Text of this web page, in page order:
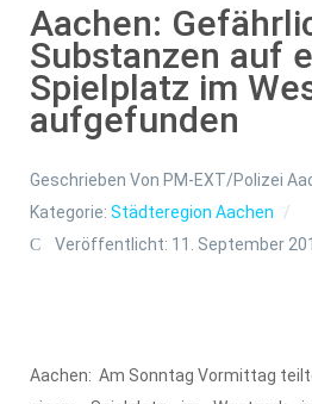
Aachen:
Substanzen auf
Spielplatz im
aufgefunden
Geschrieben Von PM-EXT/Polizei
Kategorie: Städteregion Aachen
Veröffentlicht: 11. September
Aachen: Am Sonntag Vormittag